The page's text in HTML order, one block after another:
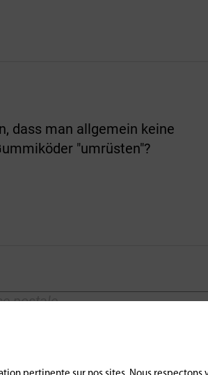
dass man allgemein keine
"umrüsten"?